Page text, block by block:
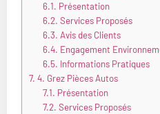
6.1. Présentation
6.2. Services Proposés
6.3. Avis des Clients
6.4. Engagement
6.5. Informations Pratiques
7. 4. Grez Pièces Autos
7.1. Présentation
7.2. Services Proposés